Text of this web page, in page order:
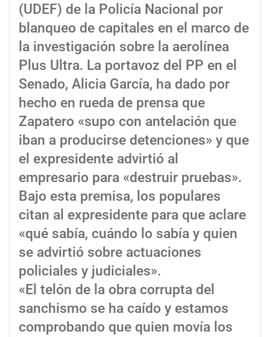
(UDEF) de la Policía Nacional por
blanqueo de capitales en el marco de
la investigación sobre la aerolínea
Plus Ultra. La portavoz del PP en el
Senado, Alicia García, ha dado por
hecho en rueda de prensa que
Zapatero «supo con antelación que
iban a producirse detenciones» y que
el expresidente advirtió al
empresario para «destruir pruebas».
Bajo esta premisa, los populares
citan al expresidente para que aclare
«qué sabía, cuándo lo sabía y quien
se advirtió sobre actuaciones
policiales y judiciales».
«El telón de la obra corrupta del
sanchismo se ha caído y estamos
comprobando que quien movía los